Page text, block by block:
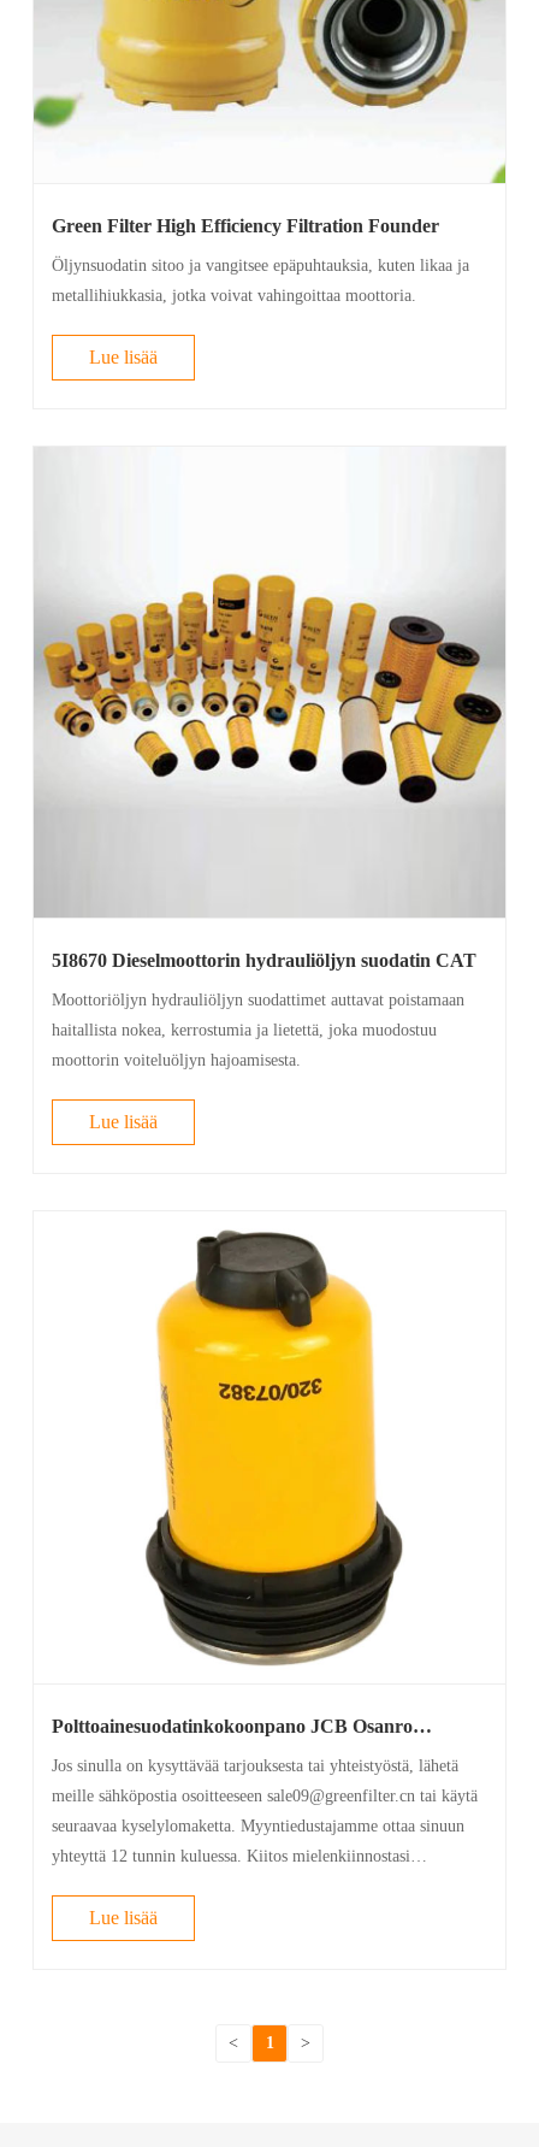
Green Filter High Efficiency Filtration Founder
Öljynsuodatin sitoo ja vangitsee epäpuhtauksia, kuten likaa ja
metallihiukkasia, jotka voivat vahingoittaa moottoria.
Lue lisää
5I8670 Dieselmoottorin hydrauliöljyn suodatin CAT
Moottoriöljyn hydrauliöljyn suodattimet auttavat poistamaan
haitallista nokea, kerrostumia ja lietettä, joka muodostuu
moottorin voiteluöljyn hajoamisesta.
Lue lisää
Polttoainesuodatinkokoonpano JCB Osanro
Jos sinulla on kysyttävää tarjouksesta tai yhteistyöstä, lähetä
meille sähköpostia osoitteeseen sale09@greenfilter.cn tai käytä
seuraavaa kyselylomaketta. Myyntiedustajamme ottaa sinuun
yhteyttä 12 tunnin kuluessa. Kiitos mielenkiinnostasi
Lue lisää
< 1 >